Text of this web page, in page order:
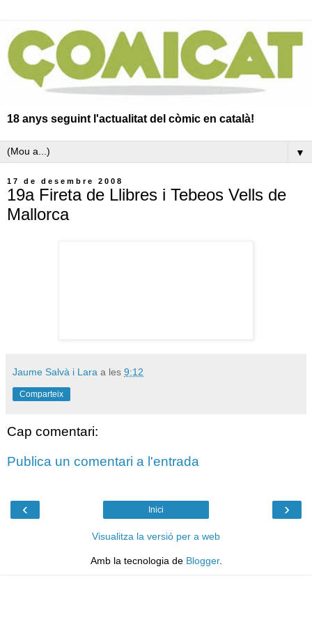
18 anys seguint l'actualitat del còmic en català!
▼
17 de desembre 2008
19a Fireta de Llibres i Tebeos Vells de
Mallorca
Jaume Salvà i Lara a les 9:12
Comparteix
Cap comentari:
Publica un comentari a l'entrada
‹ ›
Inici
Visualitza la versió per a web
Amb la tecnologia de Blogger.